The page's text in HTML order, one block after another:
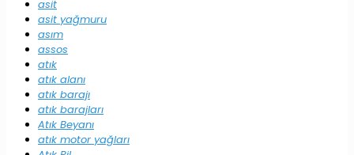
asit
asit yağmuru
asım
assos
atık
atık alanı
atık barajı
atık barajları
Atık Beyanı
atık motor yağları